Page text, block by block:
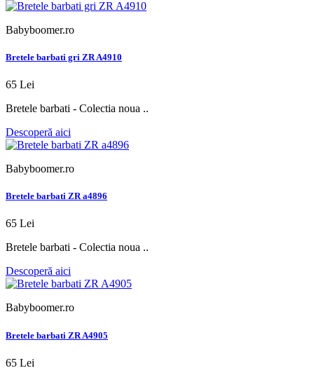
Babyboomer.ro
Bretele barbati gri ZR A4910
65 Lei
Bretele barbati - Colectia noua ..
Descoperă aici
Babyboomer.ro
Bretele barbati ZR a4896
65 Lei
Bretele barbati - Colectia noua ..
Descoperă aici
Babyboomer.ro
Bretele barbati ZR A4905
65 Lei